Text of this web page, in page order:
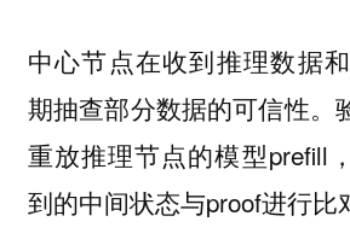
中心节点在收到推理数据
期抽查部分数据的可信性。
重放推理节点的模型prefill
到的中间状态与proof进行比